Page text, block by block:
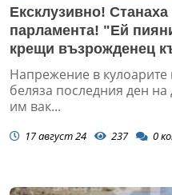
Ексклузивно!
парламента! "Ей
крещи възрожденец
Напрежение в
беляза последния ден на
им вак...
17 август 24 237 0